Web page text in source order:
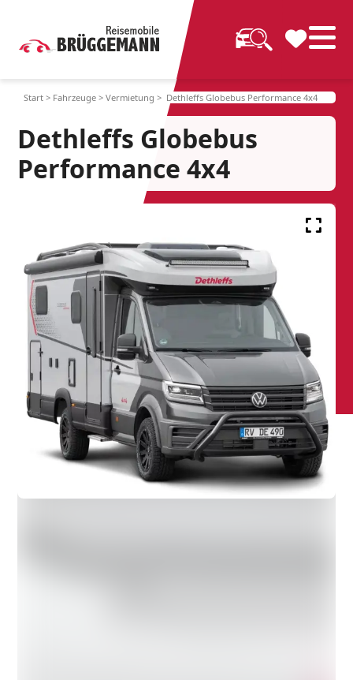
Start > Fahrzeuge >Vermietung > Dethleffs Globebus Performance 4x4
Dethleffs Globebus
Performance 4x4